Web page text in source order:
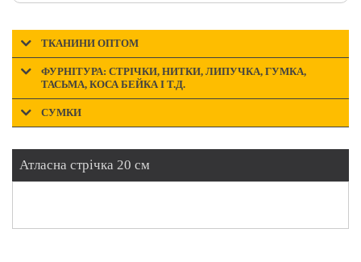
ТКАНИНИ ОПТОМ
ФУРНІТУРА: СТРІЧКИ, НИТКИ, ЛИПУЧКА, ГУМКА,
ТАСЬМА, КОСА БЕЙКА І Т.Д.
СУМКИ
Атласна стрічка 20 см